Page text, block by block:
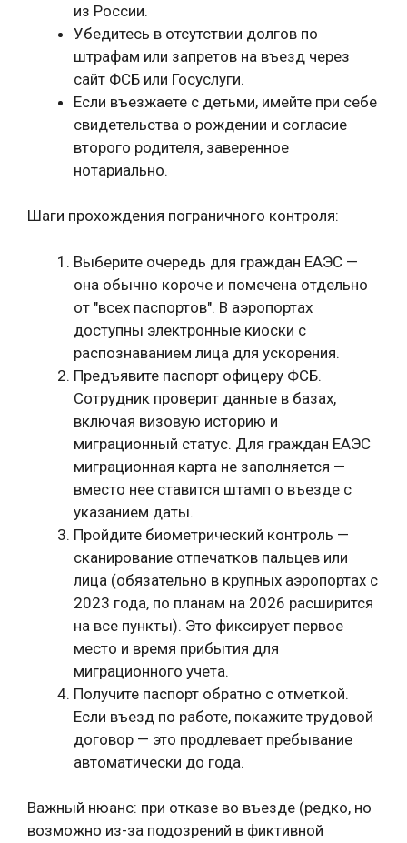
из России.
Убедитесь в отсутствии долгов по
штрафам или запретов на въезд через
сайт ФСБ или Госуслуги.
Если въезжаете с детьми, имейте при себе
свидетельства о рождении и согласие
второго родителя, заверенное
нотариально.
Шаги прохождения пограничного контроля:
Выберите очередь для граждан ЕАЭС —
она обычно короче и помечена отдельно
от "всех паспортов". В аэропортах
доступны электронные киоски с
распознаванием лица для ускорения.
Предъявите паспорт офицеру ФСБ.
Сотрудник проверит данные в базах,
включая визовую историю и
миграционный статус. Для граждан ЕАЭС
миграционная карта не заполняется —
вместо нее ставится штамп о въезде с
указанием даты.
Пройдите биометрический контроль —
сканирование отпечатков пальцев или
лица (обязательно в крупных аэропортах с
2023 года, по планам на 2026 расширится
на все пункты). Это фиксирует первое
место и время прибытия для
миграционного учета.
Получите паспорт обратно с отметкой.
Если въезд по работе, покажите трудовой
договор — это продлевает пребывание
автоматически до года.
Важный нюанс: при отказе во въезде (редко, но
возможно из-за подозрений в фиктивной